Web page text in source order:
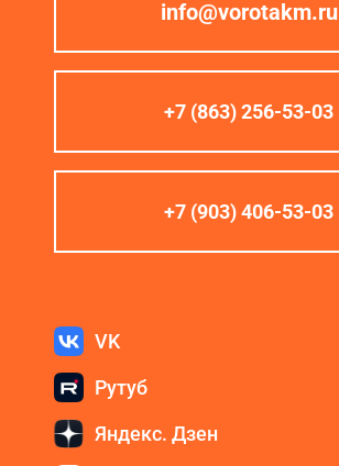
info@vorotakm.ru
+7 (863) 256-53-03
+7 (903) 406-53-03
VK
Рутуб
Яндекс. Дзен